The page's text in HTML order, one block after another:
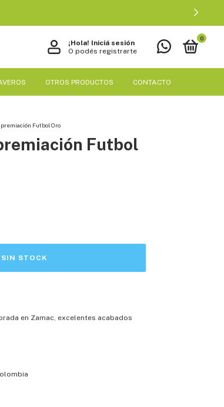
¡Hola! Iniciá sesión
O podés registrarte
0
OTROS PRODUCTOS CONTACTO
Futbol Oro
Futbol
en Zamac, excelentes acabados